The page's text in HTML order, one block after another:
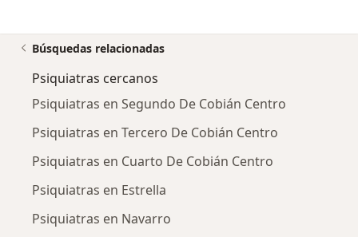
Búsquedas relacionadas
Psiquiatras cercanos
Psiquiatras en Segundo De Cobián Centro
Psiquiatras en Tercero De Cobián Centro
Psiquiatras en Cuarto De Cobián Centro
Psiquiatras en Estrella
Psiquiatras en Navarro